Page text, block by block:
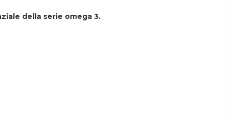
della serie omega 3.